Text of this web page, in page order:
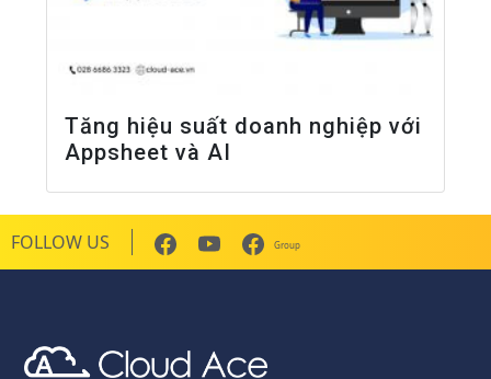
Tăng hiệu suất doanh nghiệp với
Appsheet và AI
FOLLOW US Group